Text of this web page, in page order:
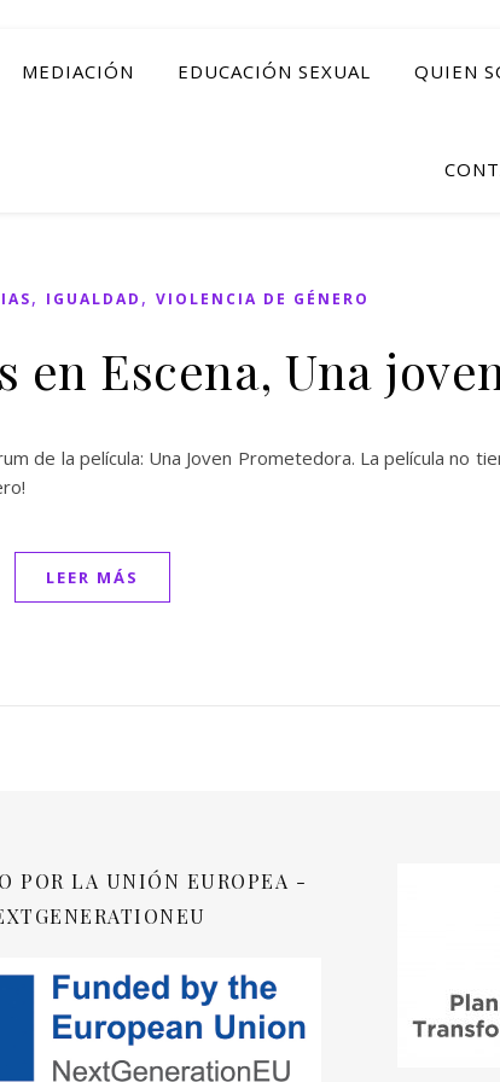
MEDIACIÓN EDUCACIÓN SEXUAL QUIEN
, IGUALDAD , VIOLENCIA DE GÉNERO
en Escena, Una
de la película: Una Joven Prometedora. La película no
LEER MÁS
POR LA UNIÓN EUROPEA -